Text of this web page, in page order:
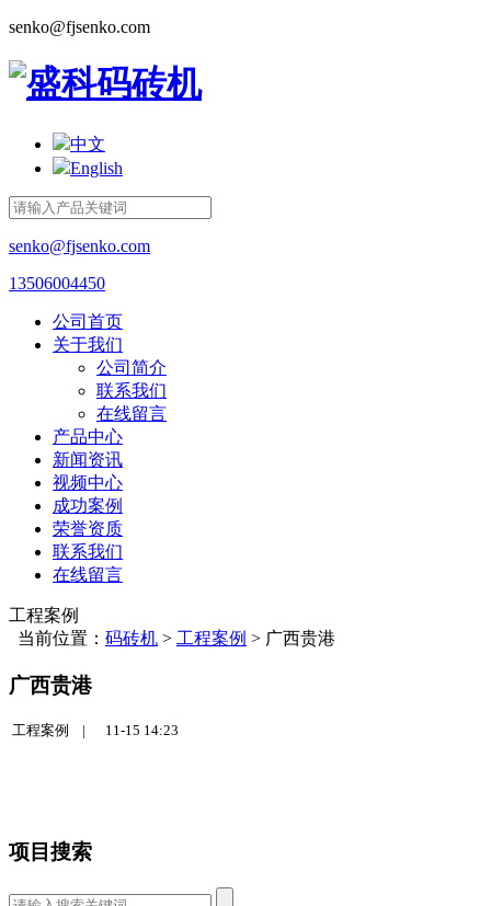
senko@fjsenko.com
中文
English
senko@fjsenko.com
13506004450
公司首页
关于我们
公司简介
联系我们
在线留言
产品中心
新闻资讯
视频中心
成功案例
荣誉资质
联系我们
在线留言
工程案例
当前位置： 码砖机 > 工程案例 > 广西贵港
广西贵港
工程案例 | 11-15 14:23
项目搜索